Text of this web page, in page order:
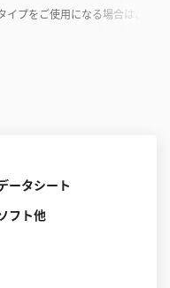
る
プをご使用になる場合は、周
ータシート
フト他